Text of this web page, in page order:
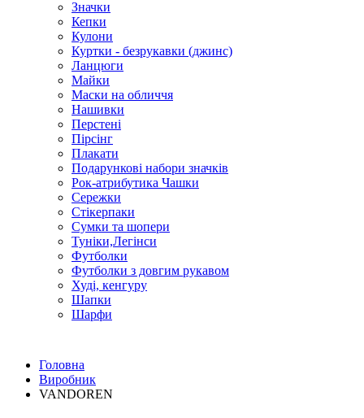
Значки
Кепки
Кулони
Куртки - безрукавки (джинс)
Ланцюги
Майки
Маски на обличчя
Нашивки
Перстені
Пірсінг
Плакати
Подарункові набори значків
Рок-атрибутика Чашки
Сережки
Стікерпаки
Сумки та шопери
Туніки,Легінси
Футболки
Футболки з довгим рукавом
Худі, кенгуру
Шапки
Шарфи
Головна
Виробник
VANDOREN